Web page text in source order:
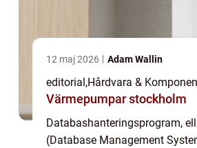
12 maj 2026 Adam Wallin
editorial ,Hårdvara &
Värmepumpar stockholm
Databashanteringsprogram,
(Database Management